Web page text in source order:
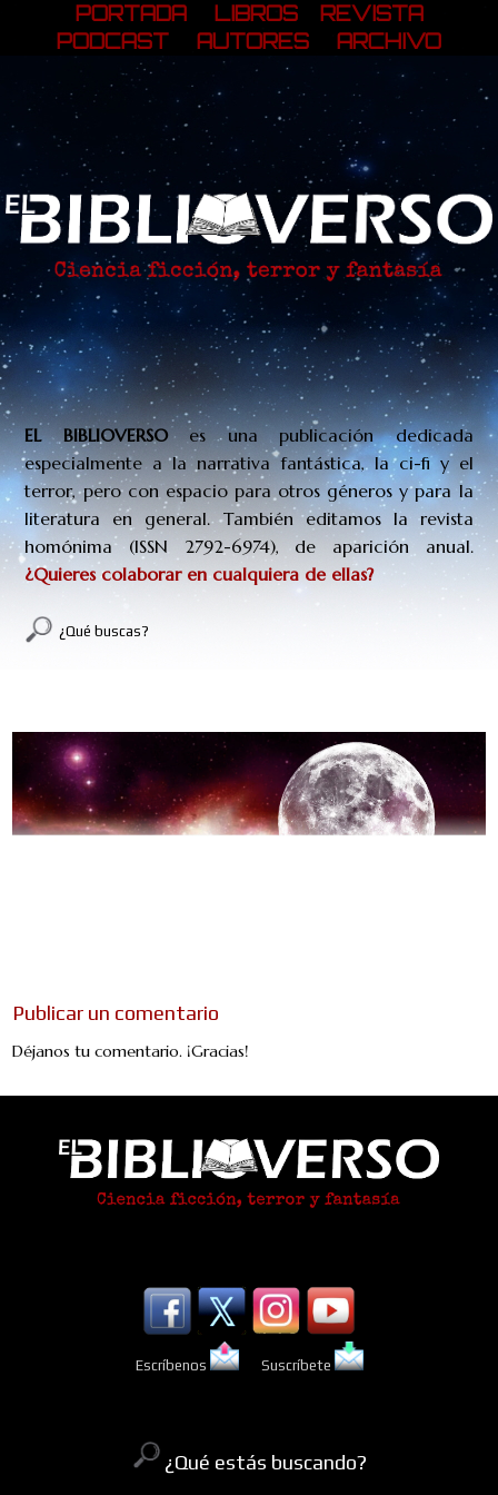
PORTADA LIBROS
REVISTA
PODCAST
AUTORES ARCHIVO
EL BIBLIOVERSO es una publicacióndedicada
especialmente a la narrativa fantástica, la ci-fi y el
terror, pero con espacio para otros géneros y para la
literatura en general. También editamos la revista
homónima (ISSN 2792-6974), de aparición anual.
¿Quieres colaborar en cualquiera de ellas?
¿Qué buscas?
Publicar un comentario
Déjanos tu comentario. ¡Gracias!
Escríbenos Suscríbete
¿Qué estás buscando?